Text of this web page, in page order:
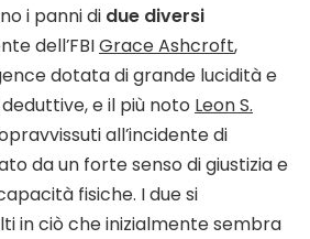
i panni di due diversi
dell’FBIGrace Ashcroft,
dotata di grande lucidità e
e il più noto Leon S.
all’incidente di
da un forte senso di giustizia e
fisiche. I due si
in ciò che inizialmente sembra